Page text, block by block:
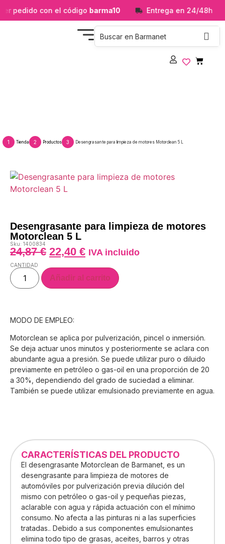
pedido con el códigobarma10 Entrega en 24/48h
1 Tienda 2 Productos 3 Desengrasante para limpieza de motores Motorclean 5 L
Desengrasante para limpieza de motores
Motorclean 5 L
Sku: 1400834
24,87€ 22,40 € IVA incluido
CANTIDAD
Añadir al carrito
MODO DE EMPLEO:
Motorclean se aplica por pulverización, pincel o inmersión.
Se deja actuar unos minutos y posteriormente se aclara con
abundante agua a presión. Se puede utilizar puro o diluido
previamente en petróleo o gas-oil en una proporción de 20
a 30%, dependiendo del grado de suciedad a eliminar.
También se puede utilizar emulsionado previamente en agua.
CARACTERÍSTICAS DEL PRODUCTO
El desengrasante Motorclean de Barmanet, es un
desengrasante para limpieza de motores de
automóviles por pulverización previa dilución del
mismo con petróleo o gas-oil y pequeñas piezas,
aclarable con agua y rápida actuación con el mínimo
consumo. No afecta a las pinturas ni a las superficies
tratadas.. Debido a sus componentes emulsionantes
elimina todo tipo de grasas, aceites, barros y otras